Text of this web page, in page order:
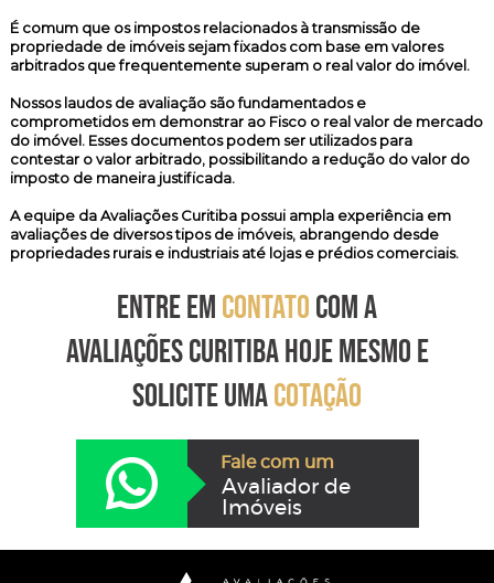
É comum que os impostos relacionados à transmissão de
propriedade de imóveis sejam fixados com base em valores
arbitrados que frequentemente superam o real valor do imóvel.
Nossos laudos de avaliação são fundamentados e
comprometidos em demonstrar ao Fisco o real valor de mercado
do imóvel. Esses documentos podem ser utilizados para
contestar o valor arbitrado, possibilitando a redução do valor do
imposto de maneira justificada.
A equipe da Avaliações Curitiba possui ampla experiência em
avaliações de diversos tipos de imóveis, abrangendo desde
propriedades rurais e industriais até lojas e prédios comerciais.
ENTRE EM CONTATO COM A
AVALIAÇÕES CURITIBA HOJE MESMO E
SOLICITE UMACOTAÇÃO
Fale com um
Avaliador de
Imóveis